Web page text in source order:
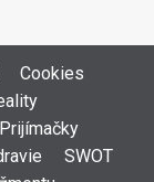
Cookies
Prijímačky
SWOT